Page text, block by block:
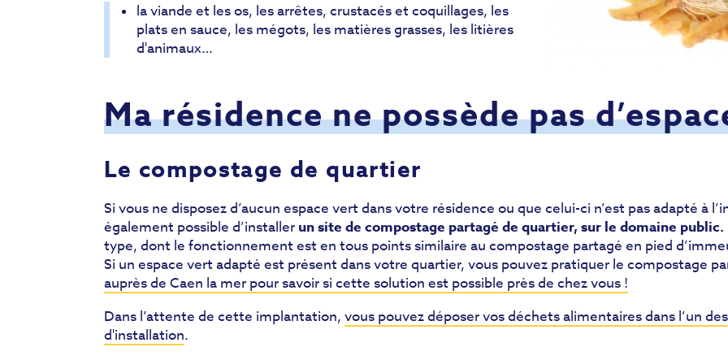
la viande et les os, les arrêtes, crustacés et coquillages, les
plats en sauce, les mégots, les matières grasses, les litières
d'animaux…
Ma résidence ne possède pas
Le compostage de quartier
Si vous ne disposez d’aucun espace vert dans votre résidence ou que celui-ci n’est pas adapté à
également possible d’installer un site de compostage partagé de quartier, sur le domaine public.
type, dont le fonctionnement est en tous points similaire au compostage partagé en pied
Si un espace vert adapté est présent dans votre quartier, vous pouvez pratiquer le compostage
auprès de Caen la mer pour savoir si cette solution est possible près de chez vous !
Dans l’attente de cette implantation, vous pouvez déposer vos déchets alimentaires dans l’un
d'installation.